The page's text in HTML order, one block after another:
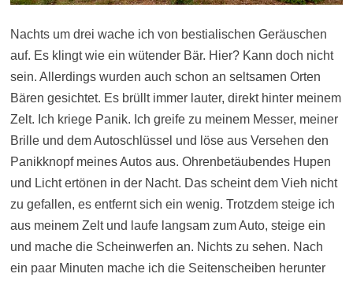
Nachts um drei wache ich von bestialischen Geräuschen
auf. Es klingt wie ein wütender Bär. Hier? Kann doch nicht
sein. Allerdings wurden auch schon an seltsamen Orten
Bären gesichtet. Es brüllt immer lauter, direkt hinter meinem
Zelt. Ich kriege Panik. Ich greife zu meinem Messer, meiner
Brille und dem Autoschlüssel und löse aus Versehen den
Panikknopf meines Autos aus. Ohrenbetäubendes Hupen
und Licht ertönen in der Nacht. Das scheint dem Vieh nicht
zu gefallen, es entfernt sich ein wenig. Trotzdem steige ich
aus meinem Zelt und laufe langsam zum Auto, steige ein
und mache die Scheinwerfen an. Nichts zu sehen. Nach
ein paar Minuten mache ich die Seitenscheiben herunter